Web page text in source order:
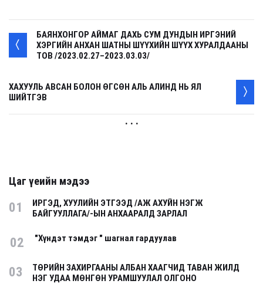
БАЯНХОНГОР АЙМАГ ДАХЬ СУМ ДУНДЫН ИРГЭНИЙ
ХЭРГИЙН АНХАН ШАТНЫ ШҮҮХИЙН ШҮҮХ ХУРАЛДААНЫ
ТОВ /2023.02.27–2023.03.03/
ХАХУУЛЬ АВСАН БОЛОН ӨГСӨН АЛЬ АЛИНД НЬ ЯЛ
ШИЙТГЭВ
. . .
Цаг үеийн мэдээ
01
ИРГЭД, ХУУЛИЙН ЭТГЭЭД /АЖ АХУЙН НЭГЖ
БАЙГУУЛЛАГА/-ЫН АНХААРАЛД ЗАРЛАЛ
02 "Хүндэт тэмдэг " шагнал гардуулав
03
ТӨРИЙН ЗАХИРГААНЫ АЛБАН ХААГЧИД ТАВАН ЖИЛД
НЭГ УДАА МӨНГӨН УРАМШУУЛАЛ ОЛГОНО